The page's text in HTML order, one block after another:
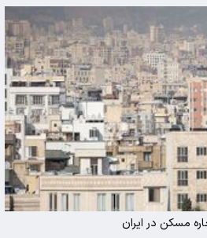
مسکن در ایران